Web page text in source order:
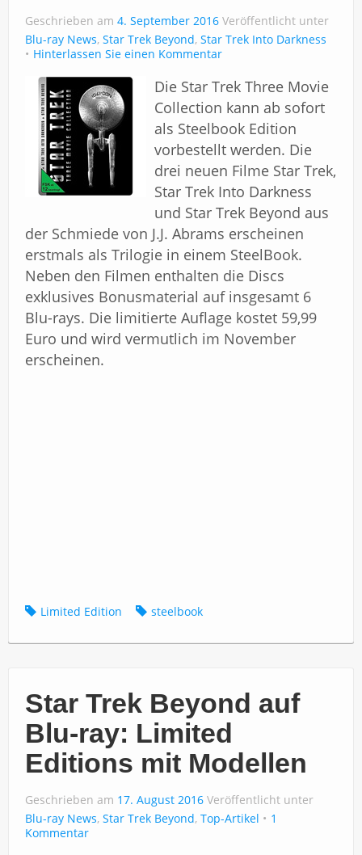
Geschrieben am 4. September 2016 Veröffentlicht unter
Blu-ray News, Star Trek Beyond, Star Trek Into Darkness
Hinterlassen Sie einen Kommentar
Die Star Trek Three Movie
Collection kann ab sofort
als Steelbook Edition
vorbestellt werden. Die
drei neuen Filme Star Trek,
Star Trek Into Darkness
und Star Trek Beyond aus
der Schmiede von J.J. Abrams erscheinen
erstmals als Trilogie in einem SteelBook.
Neben den Filmen enthalten die Discs
exklusives Bonusmaterial auf insgesamt 6
Blu-rays. Die limitierte Auflage kostet 59,99
Euro und wird vermutlich im November
erscheinen.
Limited Edition steelbook
Star Trek Beyond auf
Blu-ray: Limited
Editions mit Modellen
Geschrieben am 17. August 2016 Veröffentlicht unter
Blu-ray News, Star Trek Beyond, Top-Artikel
1
Kommentar